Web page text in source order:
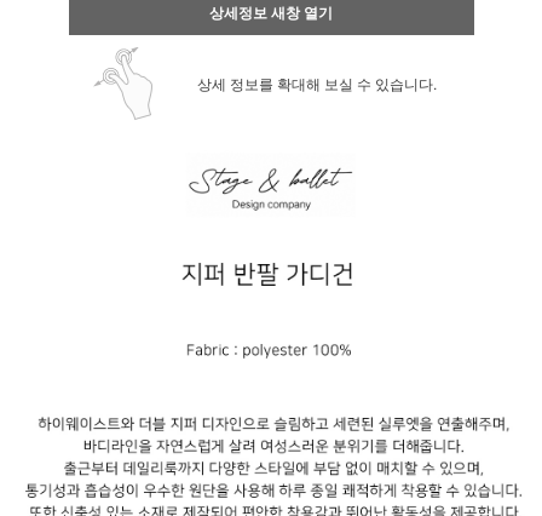
상세정보 새창 열기
상세 정보를 확대해 보실 수 있습니다.